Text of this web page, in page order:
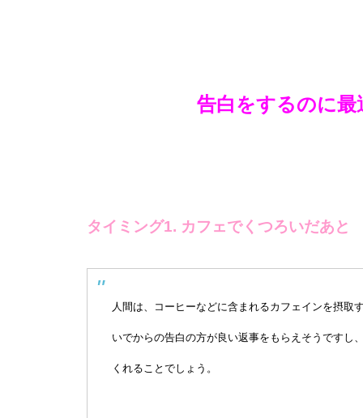
告白をするのに
タイミング1. カフェでくつろいだあと
人間は、コーヒーなどに含まれるカフェインを摂取
いでからの告白の方が良い返事をもらえそうですし
くれることでしょう。